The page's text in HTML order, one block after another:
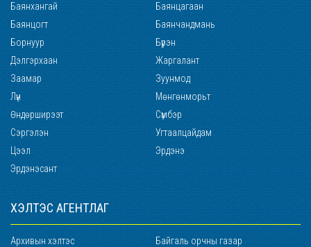
Баянхангай
Баянцагаан
Баянцогт
Баянчандмань
Борнуур
Бүрэн
Дэлгэрхаан
Жаргалант
Заамар
Зуунмод
Лүн
Мөнгөнморьт
Өндөрширээт
Сүмбэр
Сэргэлэн
Угтаалцайдам
Цээл
Эрдэнэ
Эрдэнэсант
ХЭЛТЭС АГЕНТЛАГ
Архивын хэлтэс
Байгаль орчны газар